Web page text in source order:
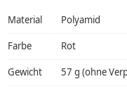
Material Polyamid
Farbe Rot
Gewicht 57 g (ohne